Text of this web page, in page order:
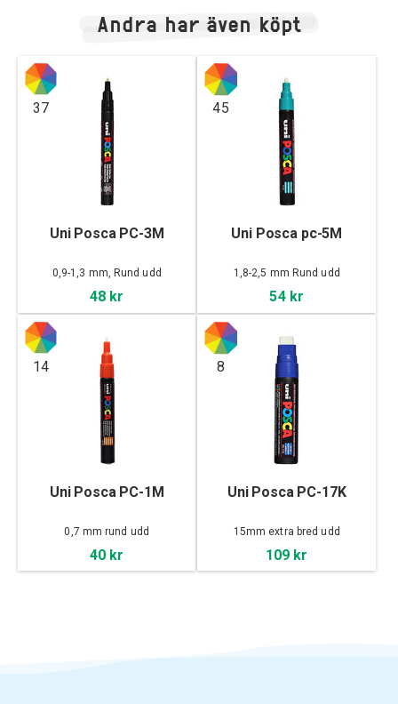
Andra har även köpt
37
Uni Posca PC-3M
0,9-1,3 mm, Rund udd
48 kr
45
Uni Posca pc-5M
1,8-2,5 mm Rund udd
54 kr
14
Uni Posca PC-1M
0,7 mm rund udd
40 kr
8
Uni Posca PC-17K
15mm extra bred udd
109 kr